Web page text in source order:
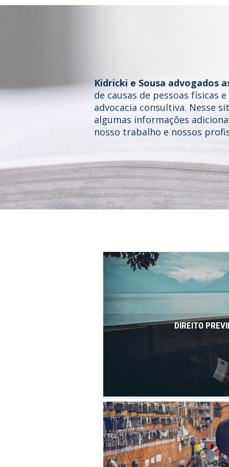
Kidricki e Sousa advogados
de causas de pessoas físicas
advocacia consultiva. Nesse
algumas informações
nosso trabalho e nossos
DIREITO